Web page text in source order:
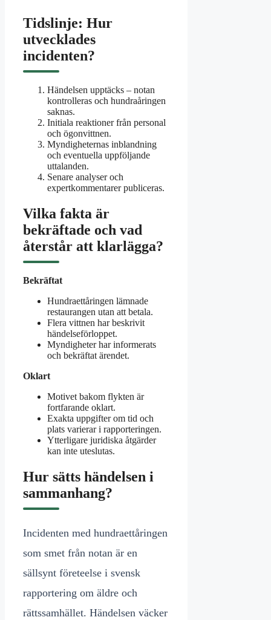
Tidslinje: Hur
utvecklades
incidenten?
Händelsen upptäcks – notan
kontrolleras och hundraåringen
saknas.
Initiala reaktioner från personal
och ögonvittnen.
Myndigheternas inblandning
och eventuella uppföljande
uttalanden.
Senare analyser och
expertkommentarer publiceras.
Vilka fakta är
bekräftade och vad
återstår att klarlägga?
Bekräftat
Hundraettåringen lämnade
restaurangen utan att betala.
Flera vittnen har beskrivit
händelseförloppet.
Myndigheter har informerats
och bekräftat ärendet.
Oklart
Motivet bakom flykten är
fortfarande oklart.
Exakta uppgifter om tid och
plats varierar i rapporteringen.
Ytterligare juridiska åtgärder
kan inte uteslutas.
Hur sätts händelsen i
sammanhang?
Incidenten med hundraettåringen
som smet från notan är en
sällsynt företeelse i svensk
rapportering om äldre och
rättssamhället. Händelsen väcker